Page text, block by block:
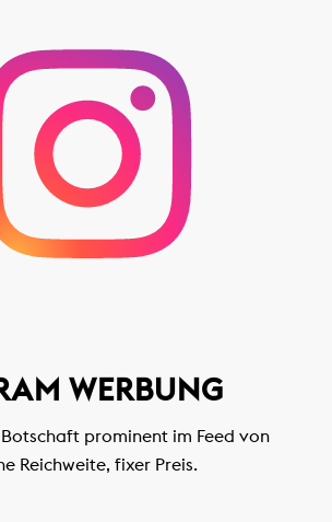
WERBUNG
Botschaft prominent im Feed von
Reichweite, fixer Preis.